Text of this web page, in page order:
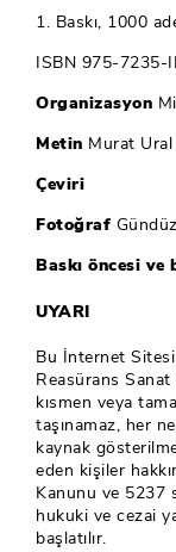
1. Baskı, 1000
ISBN 975-7235-
Organizasyon
Metin Murat Ural
Çeviri
Fotoğraf
Baskı öncesi ve
UYARI
Bu İnternet
Reasürans Sanat
kısmen veya
taşınamaz, her
kaynak
eden kişiler
Kanunu ve 5237
hukuki ve cezai
başlatılır.